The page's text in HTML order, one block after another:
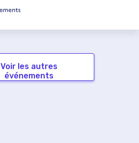
Voir les autres
événements